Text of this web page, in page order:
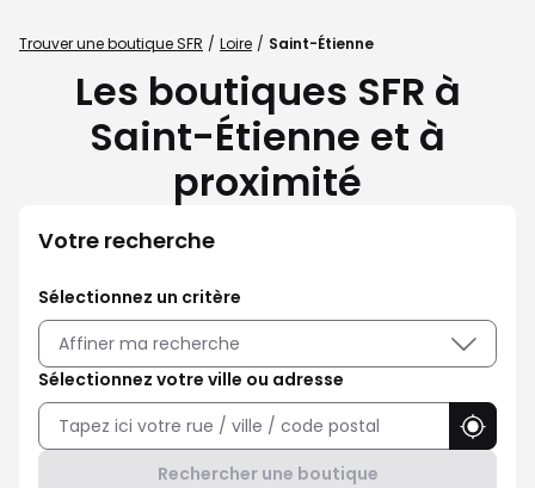
Trouver une boutique SFR Loire Saint-Étienne
Les boutiques SFR à
Saint-Étienne et à
proximité
Votre recherche
Sélectionnez un critère
Affiner ma recherche
Sélectionnez votre ville ou adresse
Rechercher une boutique